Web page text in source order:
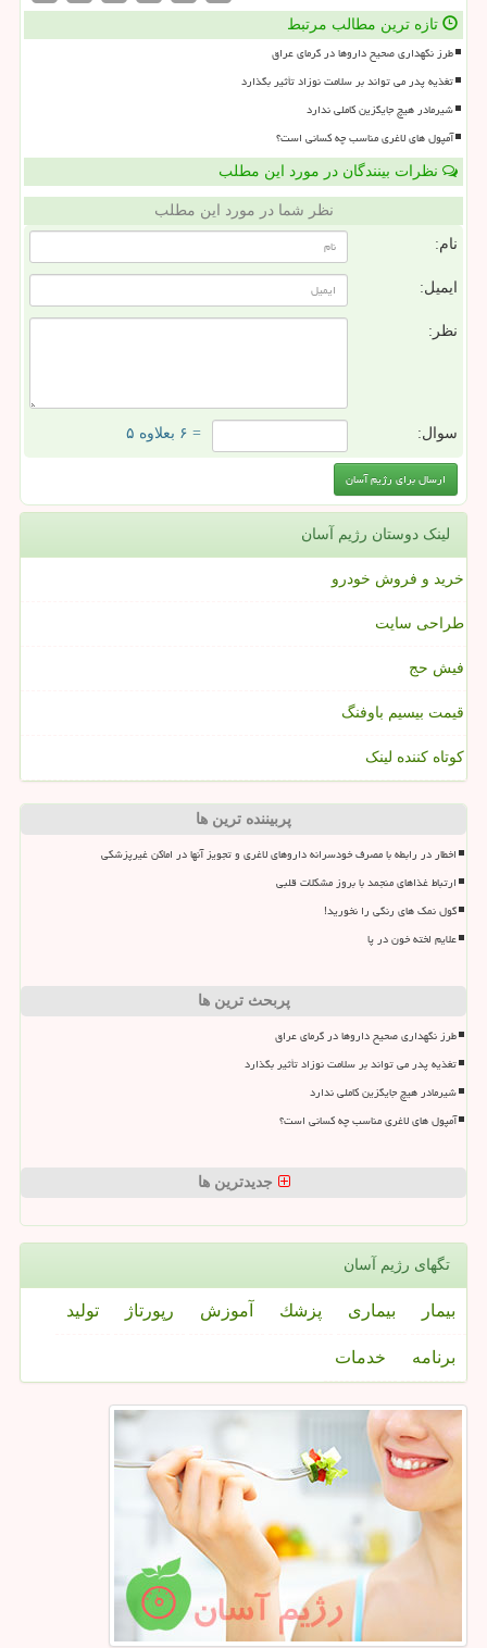
تازه ترین مطالب مرتبط
طرز نگهداری صحیح داروها در گرمای عراق
تغذیه پدر می تواند بر سلامت نوزاد تأثیر بگذارد
شیرمادر هیچ جایگزین کاملی ندارد
آمپول های لاغری مناسب چه کسانی است؟
نظرات بینندگان در مورد این مطلب
نظر شما در مورد این مطلب
نام:
ایمیل:
نظر:
سوال: = ۶ بعلاوه ۵
لینک دوستان رژیم آسان
خرید و فروش خودرو
طراحی سایت
فیش حج
قیمت بیسیم باوفنگ
کوتاه کننده لینک
پربیننده ترین ها
اخطار در رابطه با مصرف خودسرانه داروهای لاغری و تجویز آنها در اماکن غیرپزشکی
ارتباط غذاهای منجمد با بروز مشکلات قلبی
گول نمک های رنگی را نخورید!
علایم لخته خون در پا
پربحث ترین ها
طرز نگهداری صحیح داروها در گرمای عراق
تغذیه پدر می تواند بر سلامت نوزاد تأثیر بگذارد
شیرمادر هیچ جایگزین کاملی ندارد
آمپول های لاغری مناسب چه کسانی است؟
جدیدترین ها
تگهای رژیم آسان
بیمار بیماری پزشك آموزش رپورتاژ تولید
برنامه خدمات